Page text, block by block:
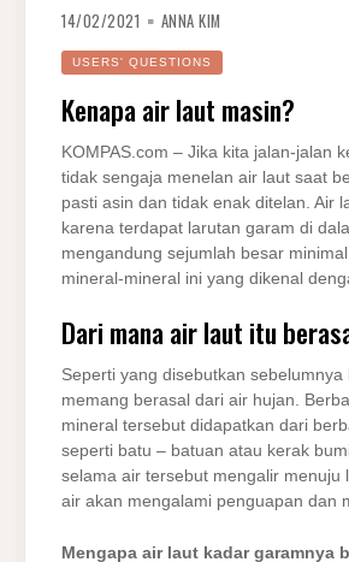
14/02/2021 ANNA KIM
USERS' QUESTIONS
Kenapa air laut masin?
KOMPAS.com – Jika kita jalan-jalan
tidak sengaja menelan air laut saat
pasti asin dan tidak enak ditelan. Air
karena terdapat larutan garam di
mengandung sejumlah besar minimal
mineral-mineral ini yang dikenal
Dari mana air laut itu
Seperti yang disebutkan sebelumnya
memang berasal dari air hujan.
mineral tersebut didapatkan dari
seperti batu – batuan atau kerak
selama air tersebut mengalir menuju
air akan mengalami penguapan dan
Mengapa air laut kadar garamnya